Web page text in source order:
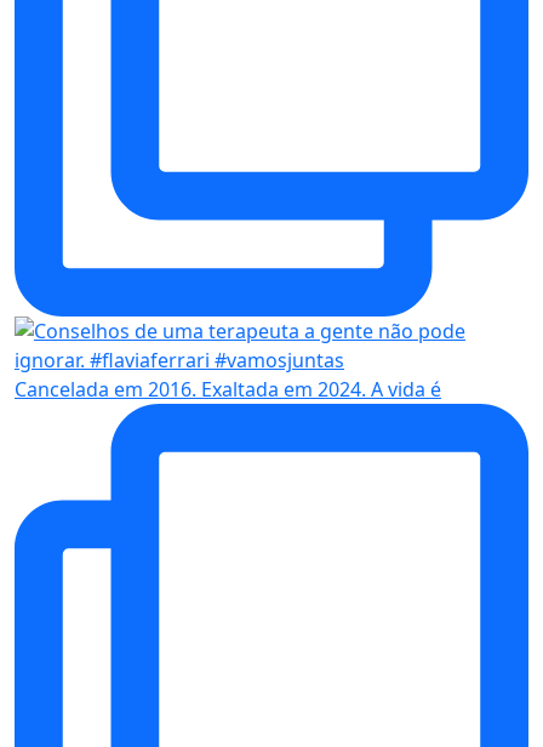
Cancelada em 2016. Exaltada em 2024. A vida é